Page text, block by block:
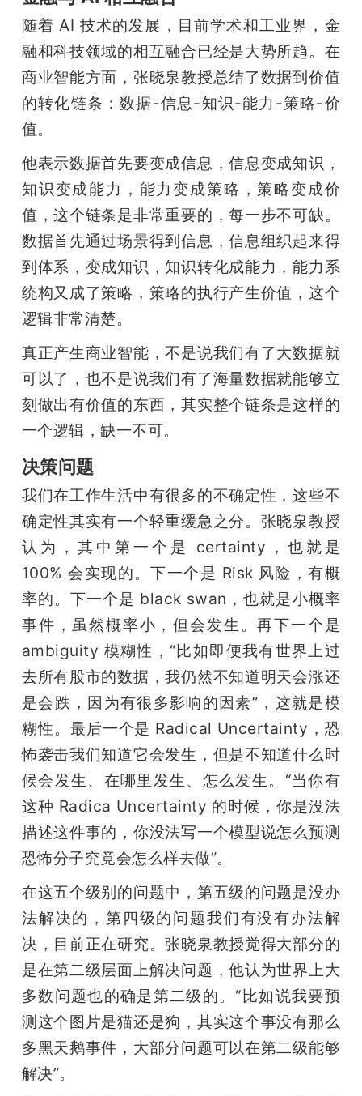
随着 AI 技术的发展，目前学术和工业界，金
融和科技领域的相互融合已经是大势所趋。在
商业智能方面，张晓泉教授总结了数据到价值
的转化链条：数据-信息-知识-能力-策略-价
值。
他表示数据首先要变成信息，信息变成知识，
知识变成能力，能力变成策略，策略变成价
值，这个链条是非常重要的，每一步不可缺。
数据首先通过场景得到信息，信息组织起来得
到体系，变成知识，知识转化成能力，能力系
统构又成了策略，策略的执行产生价值，这个
逻辑非常清楚。
真正产生商业智能，不是说我们有了大数据就
可以了，也不是说我们有了海量数据就能够立
刻做出有价值的东西，其实整个链条是这样的
一个逻辑，缺一不可。
决策问题
我们在工作生活中有很多的不确定性，这些不
确定性其实有一个轻重缓急之分。张晓泉教授
认为，其中第一个是 certainty，也就是
100% 会实现的。下一个是 Risk 风险，有概
率的。下一个是 black swan，也就是小概率
事件，虽然概率小，但会发生。再下一个是
ambiguity 模糊性，“比如即便我有世界上过
去所有股市的数据，我仍然不知道明天会涨还
是会跌，因为有很多影响的因素”，这就是模
糊性。最后一个是 Radical Uncertainty，恐
怖袭击我们知道它会发生，但是不知道什么时
候会发生、在哪里发生、怎么发生。“当你有
这种 Radica Uncertainty 的时候，你是没法
描述这件事的，你没法写一个模型说怎么预测
恐怖分子究竟会怎么样去做”。
在这五个级别的问题中，第五级的问题是没办
法解决的，第四级的问题我们有没有办法解
决，目前正在研究。张晓泉教授觉得大部分的
是在第二级层面上解决问题，他认为世界上大
多数问题也的确是第二级的。“比如说我要预
测这个图片是猫还是狗，其实这个事没有那么
多黑天鹅事件，大部分问题可以在第二级能够
解决”。